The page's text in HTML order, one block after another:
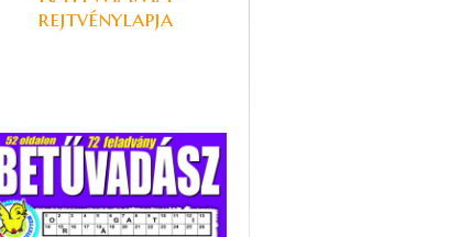
rejtvénylapja